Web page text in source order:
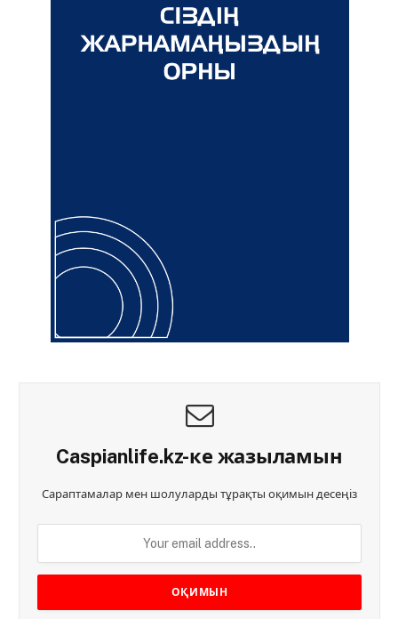
Caspianlife.kz-ке жазыламын
Сараптамалар мен шолуларды тұрақты оқимын десеңіз